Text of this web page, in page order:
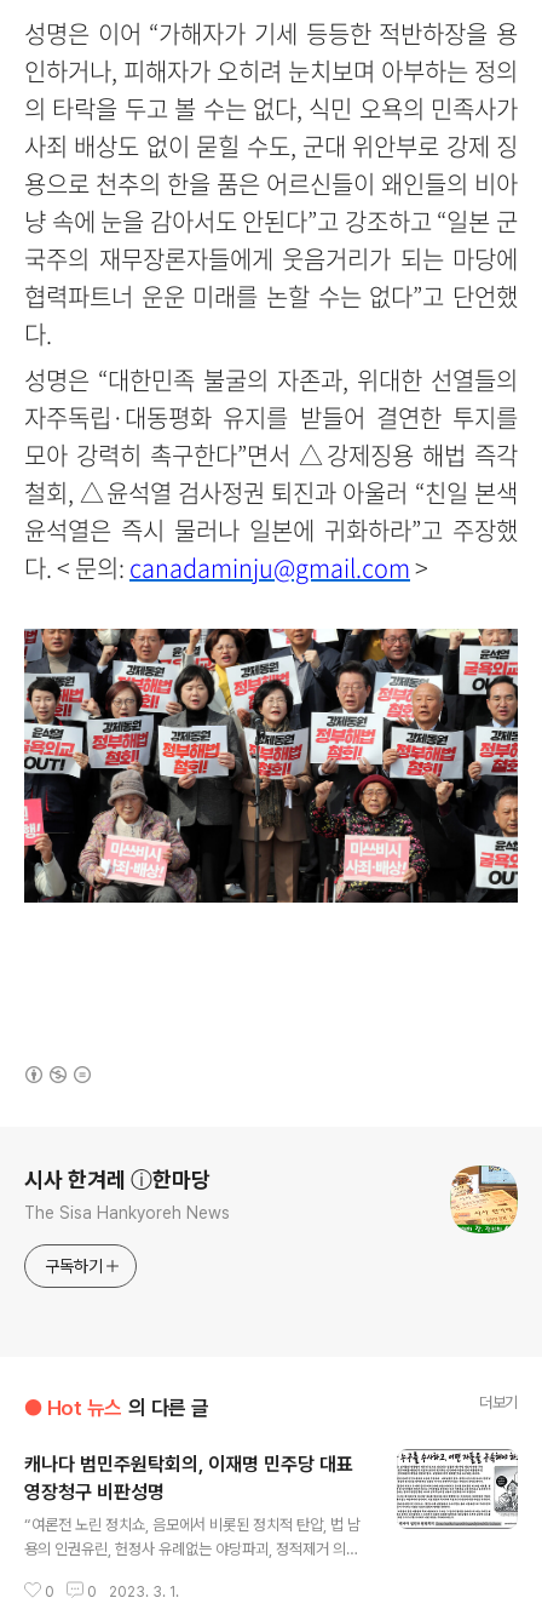
성명은 이어 “가해자가 기세 등등한 적반하장을 용
인하거나, 피해자가 오히려 눈치보며 아부하는 정의
의 타락을 두고 볼 수는 없다, 식민 오욕의 민족사가
사죄 배상도 없이 묻힐 수도, 군대 위안부로 강제 징
용으로 천추의 한을 품은 어르신들이 왜인들의 비아
냥 속에 눈을 감아서도 안된다”고 강조하고 “일본 군
국주의 재무장론자들에게 웃음거리가 되는 마당에
협력파트너 운운 미래를 논할 수는 없다”고 단언했
다.
성명은 “대한민족 불굴의 자존과, 위대한 선열들의
자주독립·대동평화 유지를 받들어 결연한 투지를
모아 강력히 촉구한다”면서 △강제징용 해법 즉각
철회, △윤석열 검사정권 퇴진과 아울러 “친일 본색
윤석열은 즉시 물러나 일본에 귀화하라”고 주장했
다. < 문의: canadaminju@gmail.com>
시사 한겨레 ⓘ한마당
The Sisa Hankyoreh News
구독하기
● Hot 뉴스 의 다른 글 더보기
캐나다 범민주원탁회의, 이재명 민주당 대표
영장청구 비판성명
“여론전 노린 정치쇼, 음모에서 비롯된 정치적 탄압, 법 남
용의 인권유린, 헌정사 유례없는 야당파괴, 정적제거 의정
자들을 구속해야 하는가.” 강력 추궁 모국 검찰이 이재명
0 0 2023. 3. 1.